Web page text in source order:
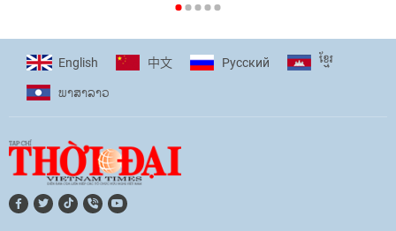
phó với biến đổi khí hậu
17:07|09/06/2026
[Video] Lào dành ưu tiên hàng đầu cho
quan hệ với Việt Nam
11:01 |09/06/2026
English 中文 Pусский ខ្មែរ
ພາ​ສາ​ລາວ